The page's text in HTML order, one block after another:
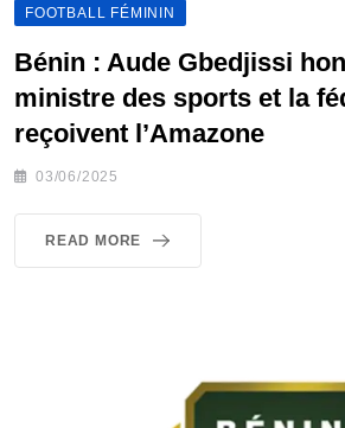
FOOTBALL FÉMININ
Bénin : Aude Gbedjissi
ministre des sports et la
reçoivent l’Amazone
03/06/2025
READ MORE